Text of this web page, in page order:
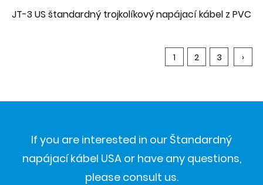
JT-3 US štandardný trojkolíkový napájací kábel z PVC
1 2 3 ›
If you are interested in our Štandardný
napájací kábel USA or have any questions,
please consult us.